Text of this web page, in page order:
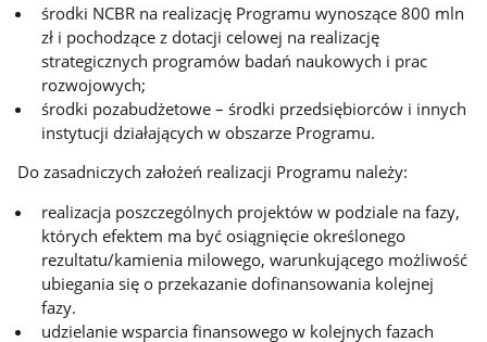
środki NCBR na realizację Programu wynoszące 800 mln
zł i pochodzące z dotacji celowej na realizację
strategicznych programów badań naukowych i prac
rozwojowych;
środki pozabudżetowe – środki przedsiębiorców i innych
instytucji działających w obszarze Programu.
Do zasadniczych założeń realizacji Programu należy:
realizacja poszczególnych projektów w podziale na fazy,
których efektem ma być osiągnięcie określonego
rezultatu/kamienia milowego, warunkującego możliwość
ubiegania się o przekazanie dofinansowania kolejnej
fazy.
udzielanie wsparcia finansowego w kolejnych fazach